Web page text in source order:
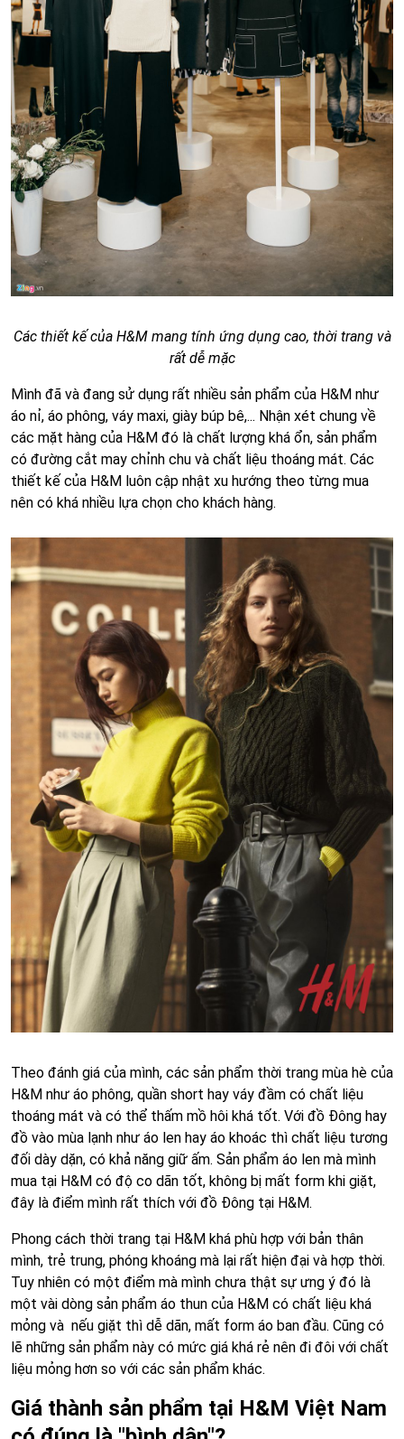
Các thiết kế của H&M mang tính ứng dụng cao, thời trang và
rất dễ mặc
Mình đã và đang sử dụng rất nhiều sản phẩm của H&M như
áo nỉ, áo phông, váy maxi, giày búp bê,... Nhận xét chung về
các mặt hàng của H&M đó là chất lượng khá ổn, sản phẩm
có đường cắt may chỉnh chu và chất liệu thoáng mát. Các
thiết kế của H&M luôn cập nhật xu hướng theo từng mua
nên có khá nhiều lựa chọn cho khách hàng.
Theo đánh giá của mình, các sản phẩm thời trang mùa hè của
H&M như áo phông, quần short hay váy đầm có chất liệu
thoáng mát và có thể thấm mồ hôi khá tốt. Với đồ Đông hay
đồ vào mùa lạnh như áo len hay áo khoác thì chất liệu tương
đối dày dặn, có khả năng giữ ấm. Sản phẩm áo len mà mình
mua tại H&M có độ co dãn tốt, không bị mất form khi giặt,
đây là điểm mình rất thích với đồ Đông tại H&M.
Phong cách thời trang tại H&M khá phù hợp với bản thân
mình, trẻ trung, phóng khoáng mà lại rất hiện đại và hợp thời.
Tuy nhiên có một điểm mà mình chưa thật sự ưng ý đó là
một vài dòng sản phẩm áo thun của H&M có chất liệu khá
mỏng và nếu giặt thì dễ dãn, mất form áo ban đầu. Cũng có
lẽ những sản phẩm này có mức giá khá rẻ nên đi đôi với chất
liệu mỏng hơn so với các sản phẩm khác.
Giá thành sản phẩm tại H&M Việt Nam